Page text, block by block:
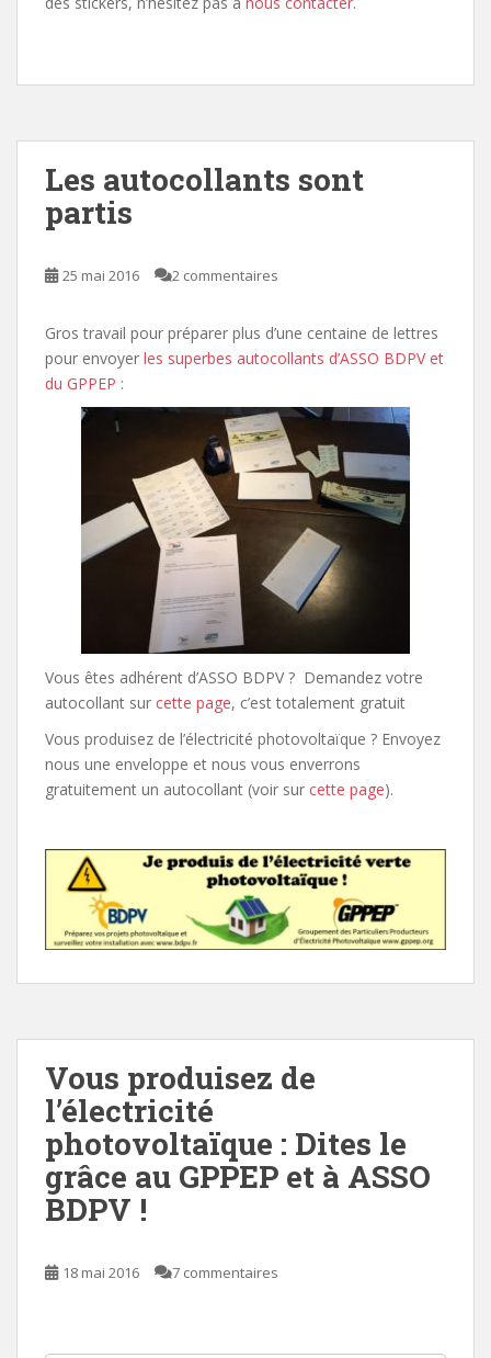
Les autocollants sont
partis
25 mai 2016 2 commentaires
Gros travail pour préparer plus d’une centaine de lettres
pour envoyer les superbes autocollants d’ASSO BDPV et
du GPPEP :
Vous êtes adhérent d’ASSO BDPV ? Demandez votre
autocollant sur cette page, c’est totalement gratuit
Vous produisez de l’électricité photovoltaïque ? Envoyez
nous une enveloppe et nous vous enverrons
gratuitement un autocollant (voir sur cette page).
Vous produisez de
l’électricité
photovoltaïque : Dites le
grâce au GPPEP et à ASSO
BDPV !
18 mai 2016 7 commentaires